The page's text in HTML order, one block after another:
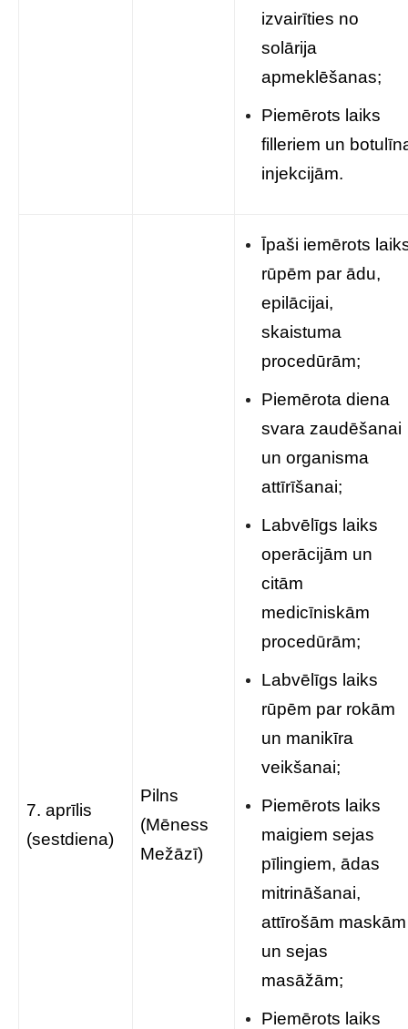
izvairīties no
solārija
apmeklēšanas;
Piemērots laiks
filleriem un
injekcijām.
7. aprīlis
(sestdiena)
Pilns
(Mēness
Mežāzī)
Īpaši iemērots
rūpēm par ādu,
epilācijai,
skaistuma
procedūrām;
Piemērota diena
svara zaudēšanai
un organisma
attīrīšanai;
Labvēlīgs laiks
operācijām un
citām
medicīniskām
procedūrām;
Labvēlīgs laiks
rūpēm par rokām
un manikīra
veikšanai;
Piemērots laiks
maigiem sejas
pīlingiem, ādas
mitrināšanai,
attīrošām maskām
un sejas
masāžām;
Piemērots laiks